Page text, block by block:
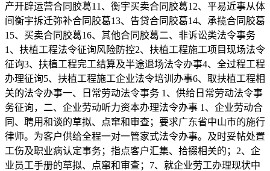
产开辟运营合同胶葛11、衡宇买卖合同胶葛12、平易近事从体
间衡宇拆迁弥补合同胶葛13、告贷合同胶葛14、承揽合同胶葛
15、买卖合同胶葛16、其他合同胶葛二、非诉讼类法令事务
1、扶植工程法令征询风险防控2、扶植工程施工项目现场法令
征询3、扶植工程完工结算及半途退场法令办事4、全过程工程
办理征询5、扶植工程施工企业法令培训办事6、取扶植工程相
关的法令办事一、日常劳动法令事务 1、供给日常劳动法令事
务征询，二、企业劳动听力资本办理法令办事 1、企业劳动合
同、聘用和谈的草拟、点窜和审查；要求广东省中山市的施行
律师。为客户供给全程一对一管家式法令办事。及时妥帖处置
工伤及职业病认定事务；指点客户汇集、拾掇相关的；2、企
业员工手册的草拟、点窜和审查；7、就企业劳工办理现状中